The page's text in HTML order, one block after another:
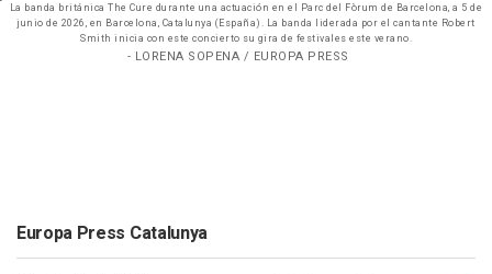
La banda británica The Cure durante una actuación en el Parc del Fòrum de Barcelona, a 5 de
junio de 2026, en Barcelona, Catalunya (España). La banda liderada por el cantante Robert
Smith inicia con este concierto su gira de festivales este verano.
- LORENA SOPENA / EUROPA PRESS
Europa Press Catalunya